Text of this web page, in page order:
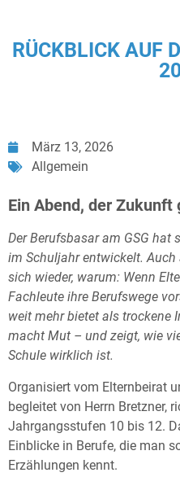
RÜCKBLICK AUF
März 13, 2026
Allgemein
Ein Abend, der
Der Berufsbasar am GSG
im Schuljahr entwickelt.
sich wieder, warum: Wenn
Fachleute ihre Berufswege
weit mehr bietet als trockene
macht Mut – und zeigt, wie
Schule wirklich ist.
Organisiert vom Elternbeirat
begleitet von Herrn Bretzner,
Jahrgangsstufen 10 bis 12.
Einblicke in Berufe, die man
Erzählungen kennt.